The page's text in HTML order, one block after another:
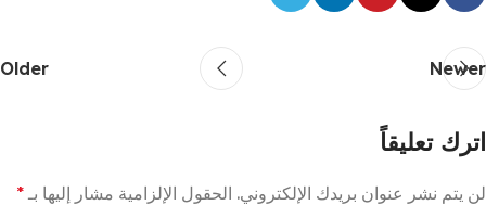
Newer
Older
اترك تعليقاً
لن يتم نشر عنوان بريدك الإلكتروني. الحقول الإلزامية مشار إليها بـ *